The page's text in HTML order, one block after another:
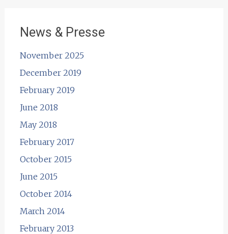
News & Presse
November 2025
December 2019
February 2019
June 2018
May 2018
February 2017
October 2015
June 2015
October 2014
March 2014
February 2013